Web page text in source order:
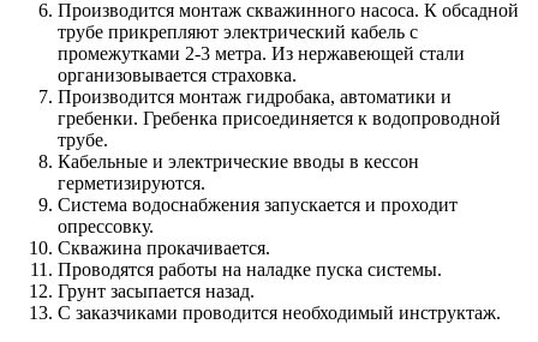
Производится монтаж скважинного насоса. К обсадной
трубе прикрепляют электрический кабель с
промежутками 2-3 метра. Из нержавеющей стали
организовывается страховка.
Производится монтаж гидробака, автоматики и
гребенки. Гребенка присоединяется к водопроводной
трубе.
Кабельные и электрические вводы в кессон
герметизируются.
Система водоснабжения запускается и проходит
опрессовку.
Скважина прокачивается.
Проводятся работы на наладке пуска системы.
Грунт засыпается назад.
С заказчиками проводится необходимый инструктаж.